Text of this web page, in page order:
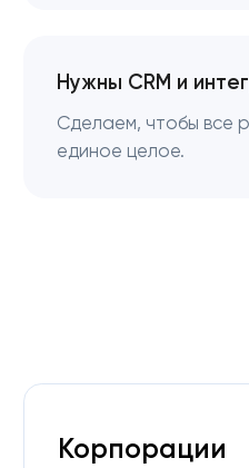
Нужны CRM и
Сделаем, чтобы все
единое целое.
Корпорации